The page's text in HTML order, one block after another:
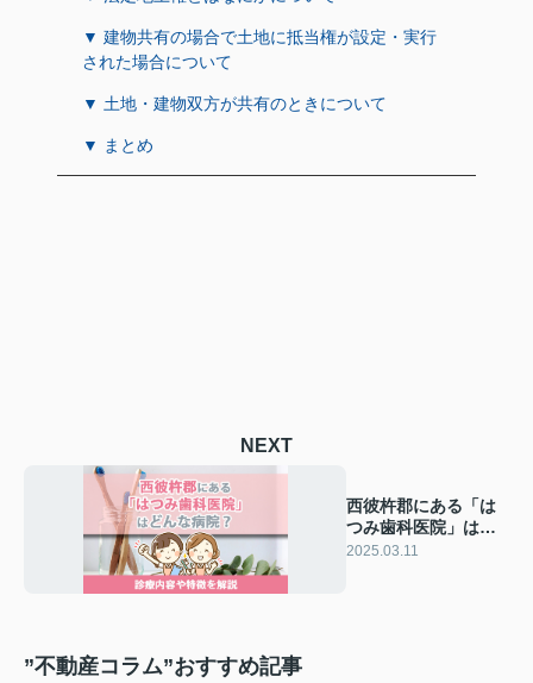
▼ 建物共有の場合で土地に抵当権が設定・実行
された場合について
▼ 土地・建物双方が共有のときについて
▼ まとめ
NEXT
西彼杵郡にある「は
つみ歯科医院」はど
んな病院？診療内容
2025.03.11
”不動産コラム”おすすめ記事